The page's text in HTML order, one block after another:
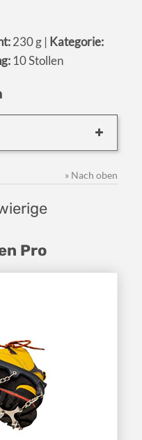
230 g | Kategorie:
10 Stollen
» Nach oben
Pro